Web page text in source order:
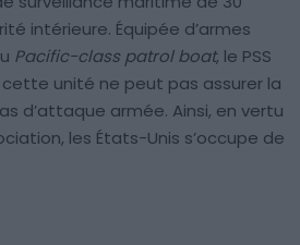
intérieure. Équipée d’armes
Pacific-class patrol boat, le PSS
cette unité ne peut pas assurer la
d’attaque armée. Ainsi, en vertu
les États-Unis s’occupe de